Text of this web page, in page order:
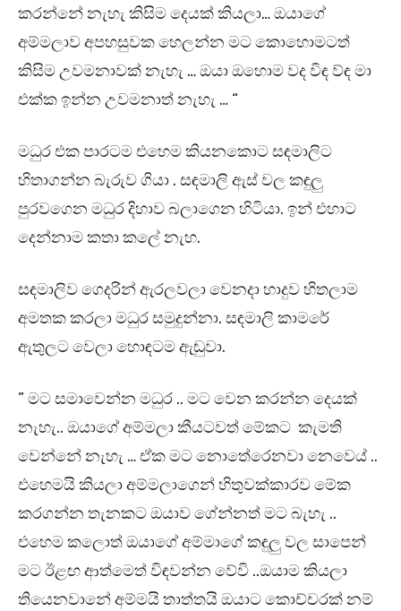
කරන්නේ නැහැ කිසිම දෙයක් කියලා… ඔයාගේ
අම්මලාව අපහසුවක හෙලන්න මට කොහොමටත්
කිසිම උවමනාවක් නැහැ … ඔයා ඔහොම වද විඳ ව්ඳ මා
එක්ක ඉන්න උවමනාත් නැහැ … “
මධුර එක පාරටම එහෙම කියනකොට සඳමාලිට
හිතාගන්න බැරුව ගියා . සඳමාලි ඇස් වල කඳුලු
පුරවගෙන මධුර දිහාව බලාගෙන හිටියා. ඉන් එහාට
දෙන්නාම කතා කලේ නැහ.
සඳමාලිව ගෙදරින් ඇරලවලා වෙනදා හාදුව හිතලාම
අමතක කරලා මධුර සමුදුන්නා. සඳමාලි කාමරේ
ඇතුලට වෙලා හොඳටම ඇඬුවා.
” මට සමාවෙන්න මධුර .. මට වෙන කරන්න දෙයක්
නැහැ.. ඔයාගේ අම්මලා කීයටවත් මේකට කැමති
වෙන්නේ නැහැ … ඒක මට නොතේරෙනවා නෙවෙය් ..
එහෙමයි කියලා අම්මලාගෙන් හිතුවක්කාරව මේක
කරගන්න තැනකට ඔයාව ගේන්නත් මට බැහැ ..
එහෙම කලොත් ඔයාගේ අම්මාගේ කඳුලු වල සාපෙන්
මට ඊළඟ ආත්මෙත් විඳවන්න වේවි ..ඔයාම කියලා
තියෙනවානේ අම්මයි තාත්තයි ඔයාට කොච්චරක් නම්